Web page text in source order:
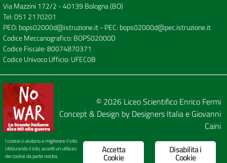
Via Mazzini 172/2 - 40139 Bologna (BO)
Tel:051 2170201
PEO: bops02000d@istruzione.it- PEC: bops02000d@pec.istruzione.it
Codice Meccanografico: BOPS02000D
Codice Fiscale: 80074870371
Codice Univoco Ufficio: UFEC0B
© 2026 Liceo Scientifico Enrico Fermi
Concept & Design by Designers Italiae Giovanni
Caini
Disabilita i
Cookie
Accetta
Cookie
I cookie ci aiutano a migliorare il sito.
Utilizzando il sito, accetti un utilizzo
dei cookie da parte nostra.